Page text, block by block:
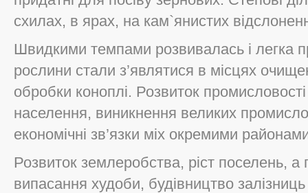
схилах, в ярах, на кам`янистих
Швидкими темпами розвивалась і легка
рослини стали з’являтися в місцях
обробки коноплі. Розвиток
населення, виникнення великих
економічні зв’язки міх окремими
Розвиток землеробства, ріст поселень, а
випасання худоби, будівництво